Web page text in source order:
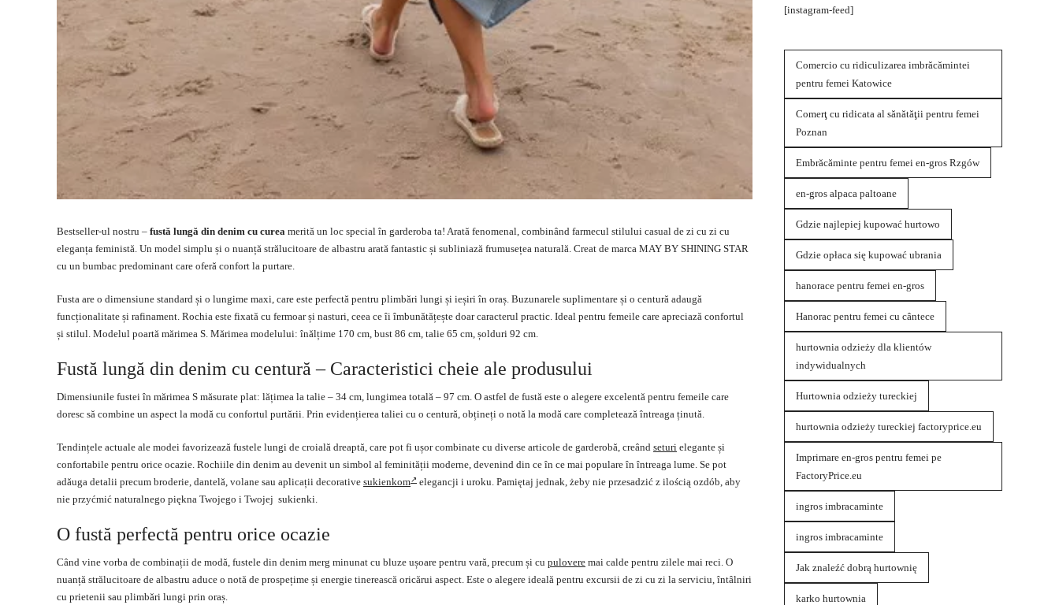
Bestseller-ul nostru – fustă lungă din denim cu curea merită un loc special în garderoba ta! Arată fenomenal, combinând farmecul stilului casual de zi cu zi cu
eleganța feministă. Un model simplu și o nuanță strălucitoare de albastru arată fantastic și subliniază frumusețea naturală. Creat de marca MAY BY SHINING STAR
cu un bumbac predominant care oferă confort la purtare.
Fusta are o dimensiune standard și o lungime maxi, care este perfectă pentru plimbări lungi și ieșiri în oraș. Buzunarele suplimentare și o centură adaugă
funcționalitate și rafinament. Rochia este fixată cu fermoar și nasturi, ceea ce îi îmbunătățește doar caracterul practic. Ideal pentru femeile care apreciază confortul
și stilul. Modelul poartă mărimea S. Mărimea modelului: înălțime 170 cm, bust 86 cm, talie 65 cm, șolduri 92 cm.
Fustă lungă din denim cu centură – Caracteristici cheie ale produsului
Dimensiunile fustei în mărimea S măsurate plat: lățimea la talie – 34 cm, lungimea totală – 97 cm. O astfel de fustă este o alegere excelentă pentru femeile care
doresc să combine un aspect la modă cu confortul purtării. Prin evidențierea taliei cu o centură, obțineți o notă la modă care completează întreaga ținută.
Tendințele actuale ale modei favorizează fustele lungi de croială dreaptă, care pot fi ușor combinate cu diverse articole de garderobă, creând seturi elegante și
confortabile pentru orice ocazie. Rochiile din denim au devenit un simbol al feminității moderne, devenind din ce în ce mai populare în întreaga lume. Se pot
adăuga detalii precum broderie, dantelă, volane sau aplicații decorative sukienkom
elegancji i uroku. Pamiętaj jednak, żeby nie przesadzić z ilością ozdób, aby
nie przyćmić naturalnego piękna Twojego i Twojej sukienki.
O fustă perfectă pentru orice ocazie
Când vine vorba de combinații de modă, fustele din denim merg minunat cu bluze ușoare pentru vară, precum și cu pulovere mai calde pentru zilele mai reci. O
nuanță strălucitoare de albastru aduce o notă de prospețime și energie tinerească oricărui aspect. Este o alegere ideală pentru excursii de zi cu zi la serviciu, întâlniri
cu prietenii sau plimbări lungi prin oraș.
[instagram-feed]
Comercio cu ridiculizarea imbrăcămintei
pentru femei Katowice
Comerţ cu ridicata al sănătăţii pentru femei
Poznan
Embrăcăminte pentru femei en-gros Rzgów
en-gros alpaca paltoane
Gdzie najlepiej kupować hurtowo
Gdzie opłaca się kupować ubrania
hanorace pentru femei en-gros
Hanorac pentru femei cu cântece
hurtownia odzieży dla klientów
indywidualnych
Hurtownia odzieży tureckiej
hurtownia odzieży tureckiej factoryprice.eu
Imprimare en-gros pentru femei pe
FactoryPrice.eu
ingros imbracaminte
ingros imbracaminte
Jak znaleźć dobrą hurtownię
karko hurtownia